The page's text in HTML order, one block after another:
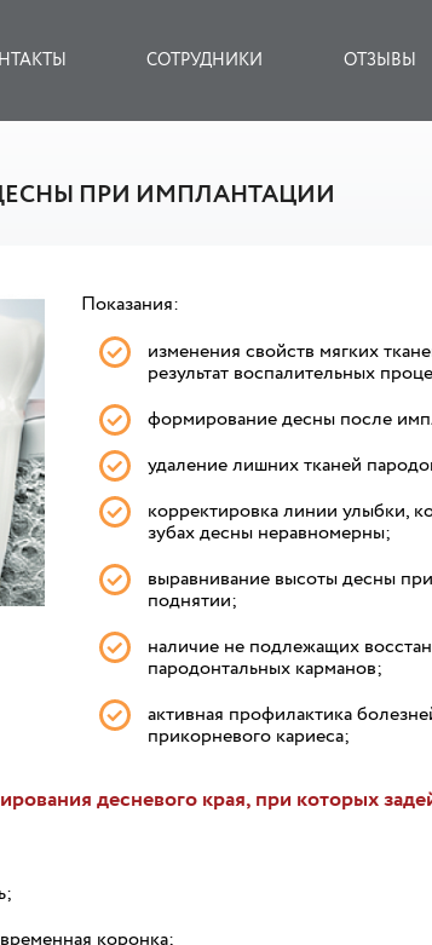
СОТРУДНИКИ ОТЗЫВЫ
ПРИ ИМПЛАНТАЦИИ
Показания:
изменения свойств мягких
результат воспалительных
формирование десны после
удаление лишних тканей
корректировка линии улыбки,
зубах десны неравномерны;
выравнивание высоты десны
поднятии;
наличие не подлежащих
пародонтальных карманов;
активная профилактика
прикорневого кариеса;
десневого края, при которых